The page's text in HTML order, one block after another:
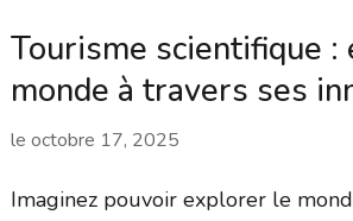
Tourisme scientifique
monde à travers ses
le octobre 17, 2025
Imaginez pouvoir explorer le